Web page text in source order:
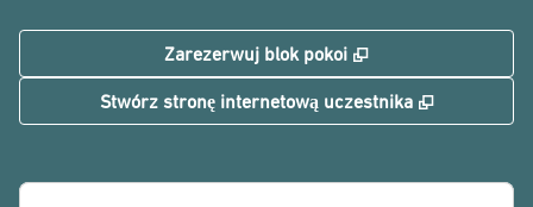
Zarezerwuj blok pokoi ,
Stwórz stronę internetową uczestnika ,